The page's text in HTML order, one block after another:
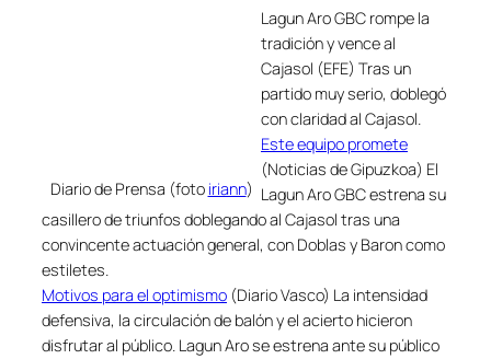
Diario de Prensa (foto iriann)
Lagun Aro GBC rompe la
tradición y vence al
Cajasol (EFE) Tras un
partido muy serio, doblegó
con claridad al Cajasol.
Este equipo promete
(Noticias de Gipuzkoa) El
Lagun Aro GBC estrena su
casillero de triunfos doblegando al Cajasol tras una
convincente actuación general, con Doblas y Baron como
estiletes.
Motivos para el optimismo (Diario Vasco) La intensidad
defensiva, la circulación de balón y el acierto hicieron
disfrutar al público. Lagun Aro se estrena ante su público